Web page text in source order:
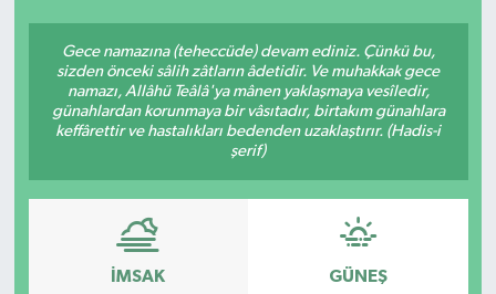
Gece namazına (teheccüde) devam ediniz. Çünkü bu,
sizden önceki sâlih zâtların âdetidir. Ve muhakkak gece
namazı, Allâhü Teâlâ'ya mânen yaklaşmaya vesîledir,
günahlardan korunmaya bir vâsıtadır, birtakım günahlara
keffârettir ve hastalıkları bedenden uzaklaştırır. (Hadis-i
şerif)
İMSAK GÜNEŞ